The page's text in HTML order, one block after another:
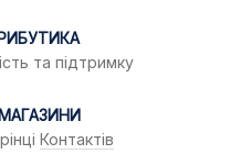
та підтримку
Контактів